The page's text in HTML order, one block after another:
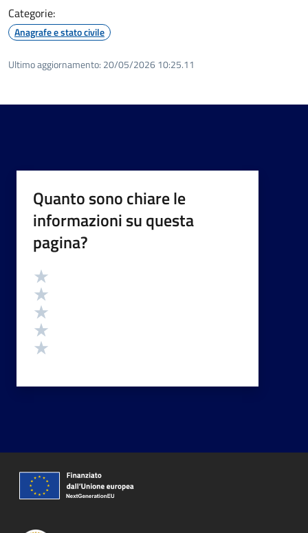
Categorie:
Anagrafe e stato civile
Ultimo aggiornamento: 20/05/2026 10:25.11
Quanto sono chiare le
informazioni su questa
pagina?
Valutazione